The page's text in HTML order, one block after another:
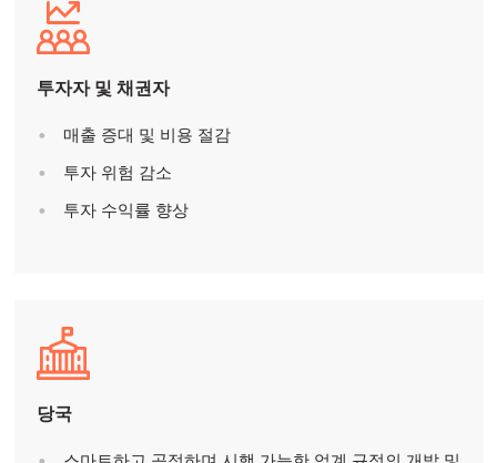
투자자 및 채권자
매출 증대 및 비용 절감
투자 위험 감소
투자 수익률 향상
당국